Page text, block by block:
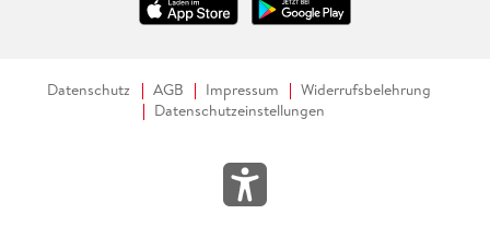
Datenschutz AGB Impressum
Widerrufsbelehrung
Datenschutzeinstellungen